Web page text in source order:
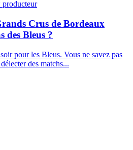
Crus de Bordeaux
des Bleus ?
pour les Bleus. Vous ne savez pas
des matchs...